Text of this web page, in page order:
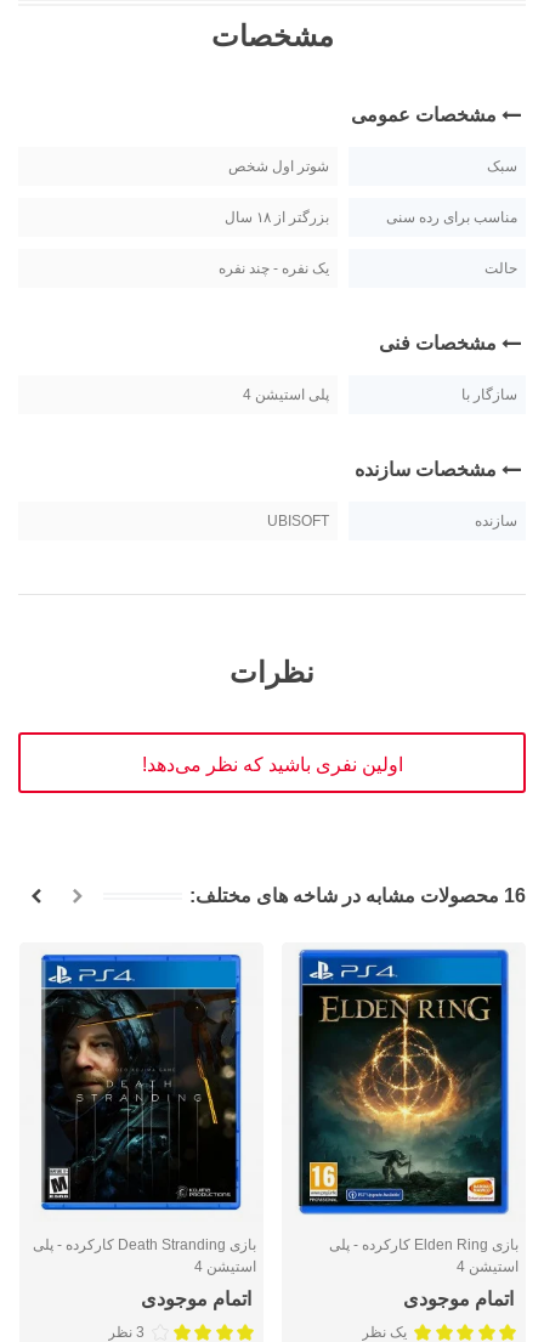
مشخصات
مشخصات عمومی
سبک شوتر اول شخص
مناسب برای رده سنی بزرگتر از ۱۸ سال
حالت یک نفره - چند نفره
مشخصات فنی
سازگار با پلی استیشن 4
مشخصات سازنده
سازنده UBISOFT
نظرات
اولین نفری باشید که نظر می‌دهد!
16 محصولات مشابه در شاخه های مختلف:
بازی Elden Ring کارکرده - پلی
استیشن 4
اتمام موجودی
یک نظر
بازی Death Stranding کارکرده - پلی
استیشن 4
اتمام موجودی
3 نظر